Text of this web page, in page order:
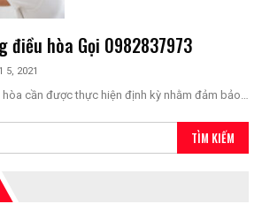
điều hòa Gọi 0982837973
5, 2021
cần được thực hiện định kỳ nhằm đảm bảo…